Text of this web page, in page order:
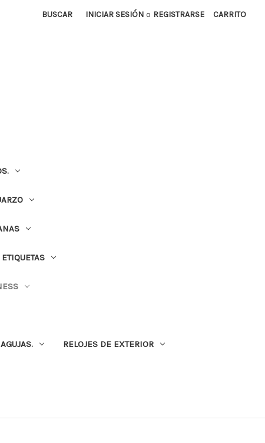
BUSCAR INICIAR SESIÓN o REGISTRARSE CARRITO
RELOJES DE EXTERIOR